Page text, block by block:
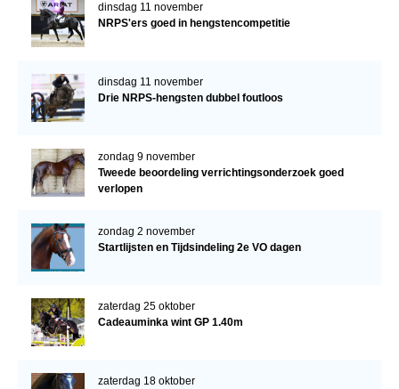
dinsdag 11 november
NRPS'ers goed in hengstencompetitie
dinsdag 11 november
Drie NRPS-hengsten dubbel foutloos
zondag 9 november
Tweede beoordeling verrichtingsonderzoek goed
verlopen
zondag 2 november
Startlijsten en Tijdsindeling 2e VO dagen
zaterdag 25 oktober
Cadeauminka wint GP 1.40m
zaterdag 18 oktober